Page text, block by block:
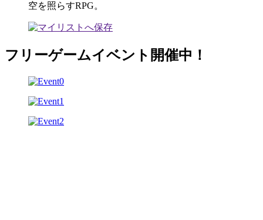
空を照らすRPG。
フリーゲームイベント開催中！